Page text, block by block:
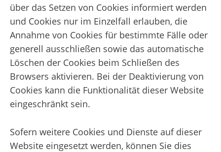
über das Setzen von Cookies informiert werden
und Cookies nur im Einzelfall erlauben, die
Annahme von Cookies für bestimmte Fälle oder
generell ausschließen sowie das automatische
Löschen der Cookies beim Schließen des
Browsers aktivieren. Bei der Deaktivierung von
Cookies kann die Funktionalität dieser Website
eingeschränkt sein.
Sofern weitere Cookies und Dienste auf dieser
Website eingesetzt werden, können Sie dies